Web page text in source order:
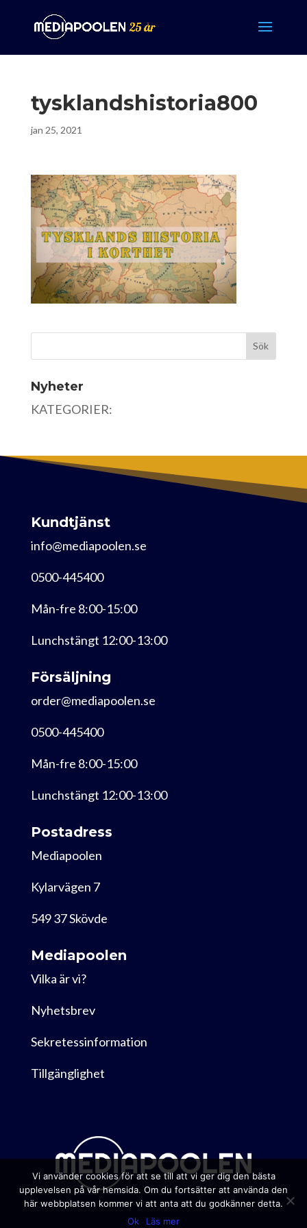
tysklandshistoria800
jan 25, 2021
Nyheter
KATEGORIER:
Kundtjänst
info@mediapoolen.se
0500-445400
Mån-fre 8:00-15:00
Lunchstängt 12:00-13:00
Försäljning
order@mediapoolen.se
0500-445400
Mån-fre 8:00-15:00
Lunchstängt 12:00-13:00
Postadress
Mediapoolen
Kylarvägen 7
549 37 Skövde
Mediapoolen
Vilka är vi?
Nyhetsbrev
Sekretessinformation
Tillgänglighet
Vi använder cookies för att se till att vi ger dig den bästa
upplevelsen på vår hemsida. Om du fortsätter att använda den
här webbplatsen kommer vi att anta att du godkänner detta.
Ok
Läs mer